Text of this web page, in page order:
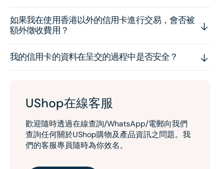
如果我在使用香港以外的信用卡進行交易，會否被
額外徵收費用？
我的信用卡的資料在呈交的過程中是否安全？
UShop在線客服
歡迎隨時透過在線查詢/WhatsApp/電郵向我們
查詢任何關於UShop購物及產品資訊之問題。我
們的客服專員隨時為你效名。